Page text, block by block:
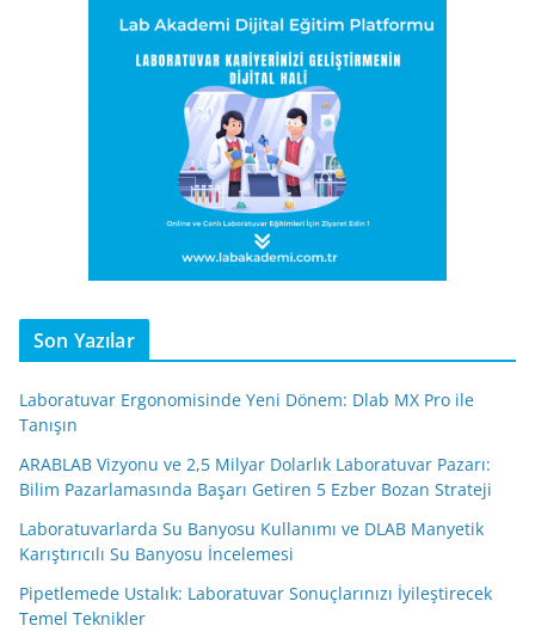
Son Yazılar
Laboratuvar Ergonomisinde Yeni Dönem: Dlab MX Pro ile
Tanışın
ARABLAB Vizyonu ve 2,5 Milyar Dolarlık Laboratuvar Pazarı:
Bilim Pazarlamasında Başarı Getiren 5 Ezber Bozan Strateji
Laboratuvarlarda Su Banyosu Kullanımı ve DLAB Manyetik
Karıştırıcılı Su Banyosu İncelemesi
Pipetlemede Ustalık: Laboratuvar Sonuçlarınızı İyileştirecek
Temel Teknikler